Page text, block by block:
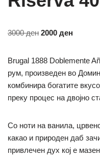
3000ден 2000 ден
Brugal 1888 Doblemente
рум, произведен во
комбинира богатите
преку процес на двојно
Со ноти на ванила,
какао и природен даб
привлечен дух кој е